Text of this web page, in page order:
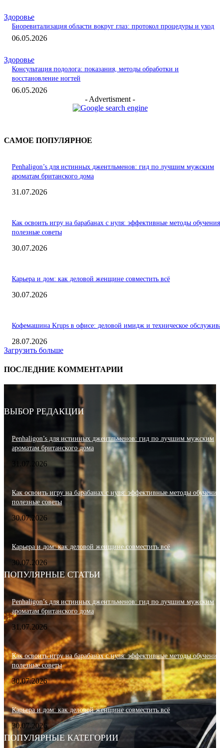
Здоровье
Биоревитализация области вокруг глаз: протокол процедуры и уход
06.05.2026
Здоровье
Консультация подолога: показания, методы обработки и
восстановление ногтей
06.05.2026
- Advertisment -
САМОЕ ПОПУЛЯРНОЕ
Penhaligon’s для истинных джентльменов: гид по лучшим мужским
ароматам британского дома
31.07.2026
Как освоить игру на барабанах с нуля: эффективные методы
полезные советы
30.07.2026
Карьера и дом: как деловой женщине совместить всё
30.07.2026
Кофемашина Krups в офисе: деловой имидж и техническое
28.07.2026
Загрузить больше
ПОСЛЕДНИЕ КОММЕНТАРИИ
ВЫБОР РЕДАКЦИИ
Penhaligon’s для истинных джентльменов: гид по лучшим мужским
ароматам британского дома
31.07.2026
Как освоить игру на барабанах с нуля: эффективные методы
полезные советы
30.07.2026
Карьера и дом: как деловой женщине совместить всё
30.07.2026
ПОПУЛЯРНЫЕ СТАТЬИ
Penhaligon’s для истинных джентльменов: гид по лучшим мужским
ароматам британского дома
31.07.2026
Как освоить игру на барабанах с нуля: эффективные методы
полезные советы
30.07.2026
Карьера и дом: как деловой женщине совместить всё
30.07.2026
ПОПУЛЯРНЫЕ КАТЕГОРИИ